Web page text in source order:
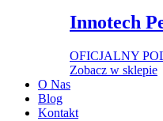
Innotech
OFICJALNY
Zobacz w sklepie
O Nas
Blog
Kontakt